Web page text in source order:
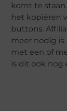
komt te
het kopiëren
buttons.
meer nodig
met een of
is dit ook nog